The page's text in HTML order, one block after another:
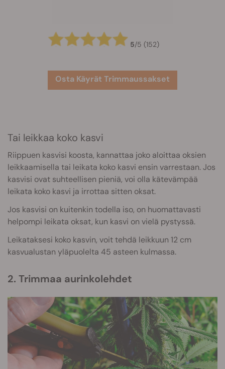
5/5 (152)
Osta Käyrät Trimmaussakset
Tai leikkaa koko kasvi
Riippuen kasvisi koosta, kannattaa joko aloittaa oksien
leikkaamisella tai leikata koko kasvi ensin varrestaan. Jos
kasvisi ovat suhteellisen pieniä, voi olla kätevämpää
leikata koko kasvi ja irrottaa sitten oksat.
Jos kasvisi on kuitenkin todella iso, on huomattavasti
helpompi leikata oksat, kun kasvi on vielä pystyssä.
Leikataksesi koko kasvin, voit tehdä leikkuun 12 cm
kasvualustan yläpuolelta 45 asteen kulmassa.
2. Trimmaa aurinkolehdet